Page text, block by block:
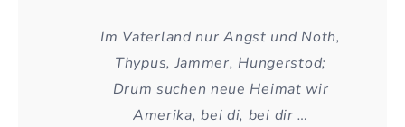
Im Vaterland nur Angst und Noth,
Thypus, Jammer, Hungerstod;
Drum suchen neue Heimat wir
Amerika, bei di, bei dir …